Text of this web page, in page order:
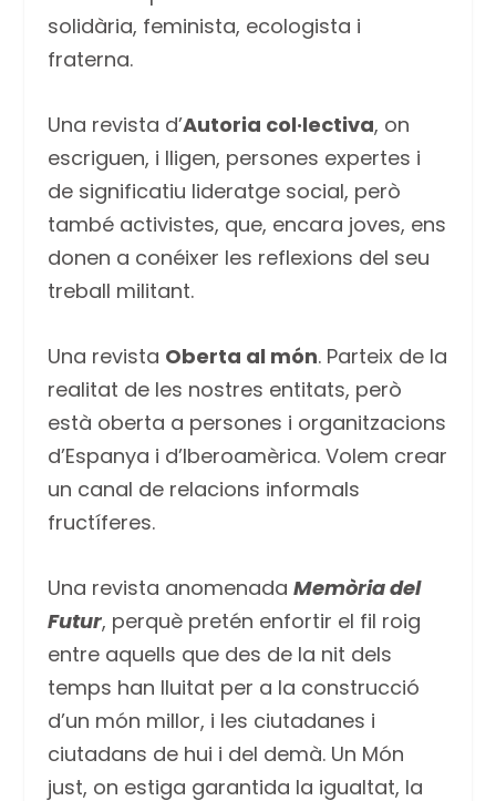
solidària, feminista, ecologista i
fraterna.
Una revista d’Autoria col·lectiva, on
escriguen, i lligen, persones expertes i
de significatiu lideratge social, però
també activistes, que, encara joves, ens
donen a conéixer les reflexions del seu
treball militant.
Una revista Oberta al món. Parteix de la
realitat de les nostres entitats, però
està oberta a persones i organitzacions
d’Espanya i d’Iberoamèrica. Volem crear
un canal de relacions informals
fructíferes.
Una revista anomenada Memòria del
Futur, perquè pretén enfortir el fil roig
entre aquells que des de la nit dels
temps han lluitat per a la construcció
d’un món millor, i les ciutadanes i
ciutadans de hui i del demà. Un Món
just, on estiga garantida la igualtat, la